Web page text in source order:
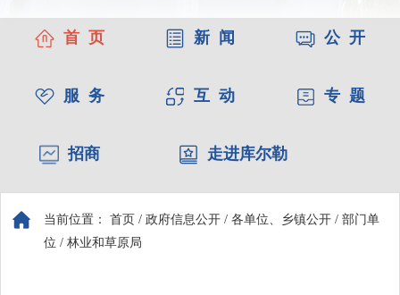
首 页 新 闻 公 开
服 务 互 动 专 题
招商 走进库尔勒
当前位置： 首页 / 政府信息公开 / 各单位、乡镇公开 / 部门单
位 / 林业和草原局